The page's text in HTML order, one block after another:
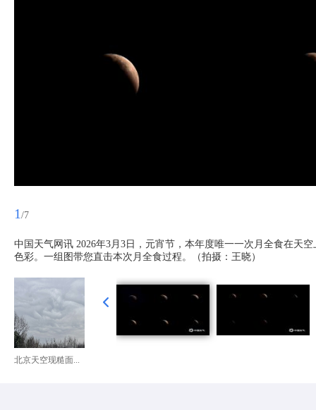
1 /7
中国天气网讯 2026年3月3日，元宵节，本年度唯一一次月全食在天
色彩。一组图带您直击本次月全食过程。（拍摄：王晓）
北京天空现糙面...